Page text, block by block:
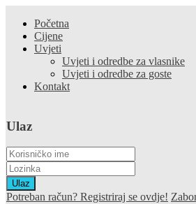
Početna
Cijene
Uvjeti
Uvjeti i odredbe za vlasnike
Uvjeti i odredbe za goste
Kontakt
Ulaz
Ulaz
Potreban račun? Registriraj se ovdje!